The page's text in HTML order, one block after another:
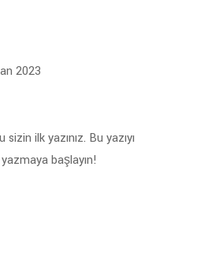
2023
ilk yazınız. Bu yazıyı
başlayın!